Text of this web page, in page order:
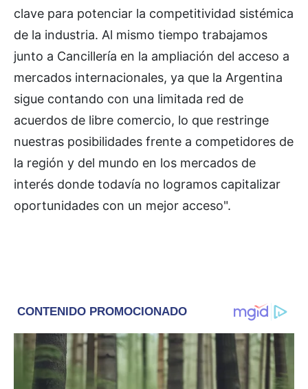
clave para potenciar la competitividad sistémica
de la industria. Al mismo tiempo trabajamos
junto a Cancillería en la ampliación del acceso a
mercados internacionales, ya que la Argentina
sigue contando con una limitada red de
acuerdos de libre comercio, lo que restringe
nuestras posibilidades frente a competidores de
la región y del mundo en los mercados de
interés donde todavía no logramos capitalizar
oportunidades con un mejor acceso".